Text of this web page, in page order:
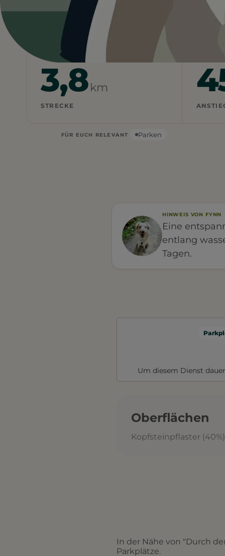
starten.
Wetterdaten: OpenWeatherMap
3,8 km
STRECKE
FÜR EUCH RELEVANT Parken
HINWEIS VON FYNN
Eine
entlang
Tagen.
Um diesem Dienst
Oberflächen
Kopfsteinpflaster
In der Nähe von "Durch
Parkplätze.